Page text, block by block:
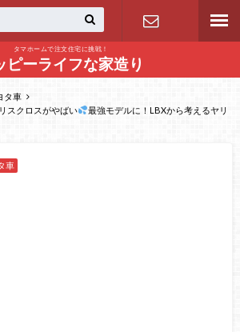
タマホームで注文住宅に挑戦！
ピーライフな家造り問い合わせ
タ車
スクロスがやばい
最強モデルに！LBXから考えるヤリ
車